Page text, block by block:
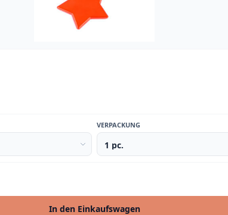
VERPACKUNG
In den Einkaufswagen